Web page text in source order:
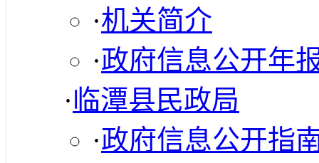
·机关简介
·政府信息公开年
·临潭县民政局
·政府信息公开指